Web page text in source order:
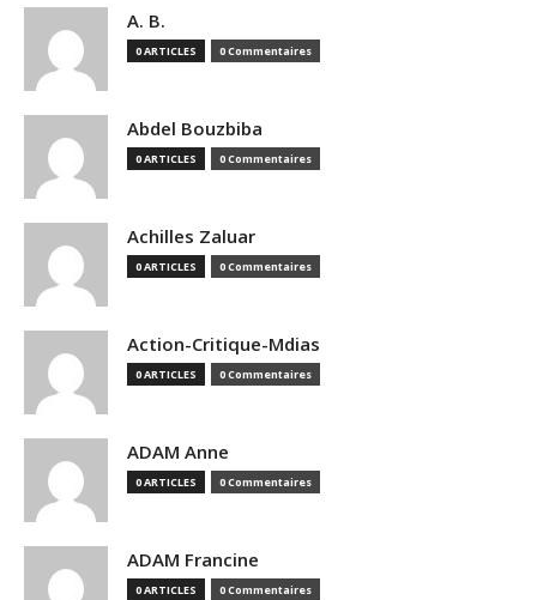
A. B.
0 ARTICLES 0 Commentaires
Abdel Bouzbiba
0 ARTICLES 0 Commentaires
Achilles Zaluar
0 ARTICLES 0 Commentaires
Action-Critique-Mdias
0 ARTICLES 0 Commentaires
ADAM Anne
0 ARTICLES 0 Commentaires
ADAM Francine
0 ARTICLES 0 Commentaires